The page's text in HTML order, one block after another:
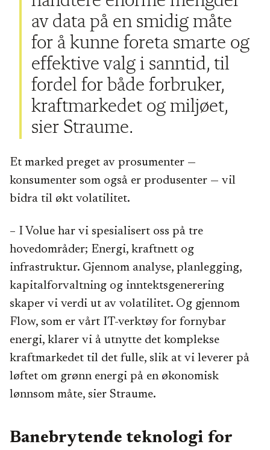
av data på en smidig måte
for å kunne foreta smarte og
effektive valg i sanntid, til
fordel for både forbruker,
kraftmarkedet og miljøet,
sier Straume.
Et marked preget av prosumenter —
konsumenter som også er produsenter — vil
bidra til økt volatilitet.
– I Volue har vi spesialisert oss på tre
hovedområder; Energi, kraftnett og
infrastruktur. Gjennom analyse, planlegging,
kapitalforvaltning og inntektsgenerering
skaper vi verdi ut av volatilitet. Og gjennom
Flow, som er vårt IT-verktøy for fornybar
energi, klarer vi å utnytte det komplekse
kraftmarkedet til det fulle, slik at vi leverer på
løftet om grønn energi på en økonomisk
lønnsom måte, sier Straume.
Banebrytende teknologi for